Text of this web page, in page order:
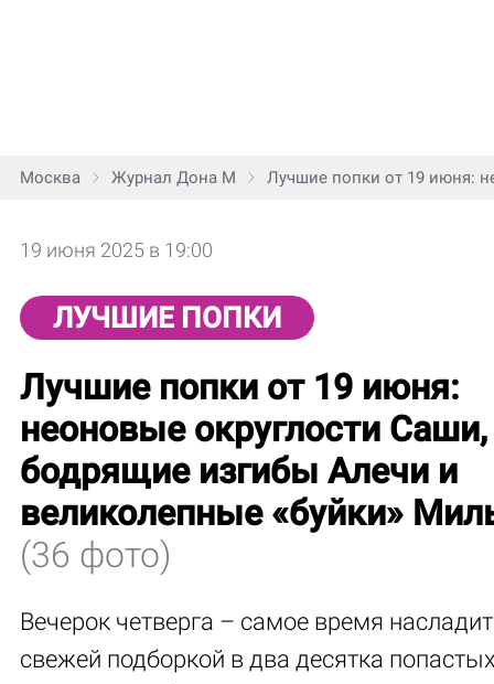
Москва Журнал Дона М Лучшие попки от 19 июня:
19 июня 2025 в 19:00
ЛУЧШИЕ ПОПКИ
Лучшие попки от 19 июня:
неоновые округлости Саши,
бодрящие изгибы Алечи и
великолепные «буйки»
(36 фото)
Вечерок четверга – самое время
свежей подборкой в два десятка